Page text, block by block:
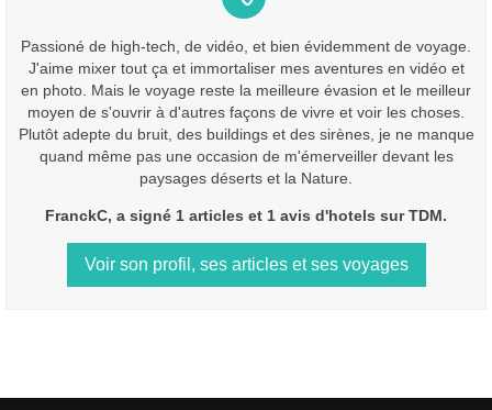
Passioné de high-tech, de vidéo, et bien évidemment de voyage.
J'aime mixer tout ça et immortaliser mes aventures en vidéo et
en photo. Mais le voyage reste la meilleure évasion et le meilleur
moyen de s'ouvrir à d'autres façons de vivre et voir les choses.
Plutôt adepte du bruit, des buildings et des sirènes, je ne manque
quand même pas une occasion de m'émerveiller devant les
paysages déserts et la Nature.
FranckC, a signé 1 articles et 1 avis d'hotels sur TDM.
Voir son profil, ses articles et ses voyages